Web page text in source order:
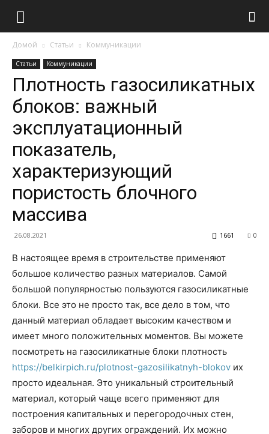
Домой Статьи Коммуникации
Статьи Коммуникации
Плотность газосиликатных
блоков: важный
эксплуатационный
показатель,
характеризующий
пористость блочного
массива
26.08.2021 0
1661
В настоящее время в строительстве применяют
большое количество разных материалов. Самой
большой популярностью пользуются газосиликатные
блоки. Все это не просто так, все дело в том, что
данный материал обладает высоким качеством и
имеет много положительных моментов. Вы можете
посмотреть на газосиликатные блоки плотность
https://belkirpich.ru/plotnost-gazosilikatnyh-blokov их
просто идеальная. Это уникальный строительный
материал, который чаще всего применяют для
построения капитальных и перегородочных стен,
заборов и многих других ограждений. Их можно